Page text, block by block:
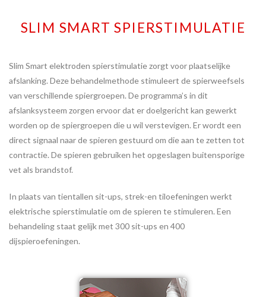
SLIM SMART SPIERSTIMULATIE
Slim Smart elektroden spierstimulatie zorgt voor plaatselijke
afslanking. Deze behandelmethode stimuleert de spierweefsels
van verschillende spiergroepen. De programma’s in dit
afslanksysteem zorgen ervoor dat er doelgericht kan gewerkt
worden op de spiergroepen die u wil verstevigen. Er wordt een
direct signaal naar de spieren gestuurd om die aan te zetten tot
contractie. De spieren gebruiken het opgeslagen buitensporige
vet als brandstof.
In plaats van tientallen sit-ups, strek-en tiloefeningen werkt
elektrische spierstimulatie om de spieren te stimuleren. Een
behandeling staat gelijk met 300 sit-ups en 400
dijspieroefeningen.